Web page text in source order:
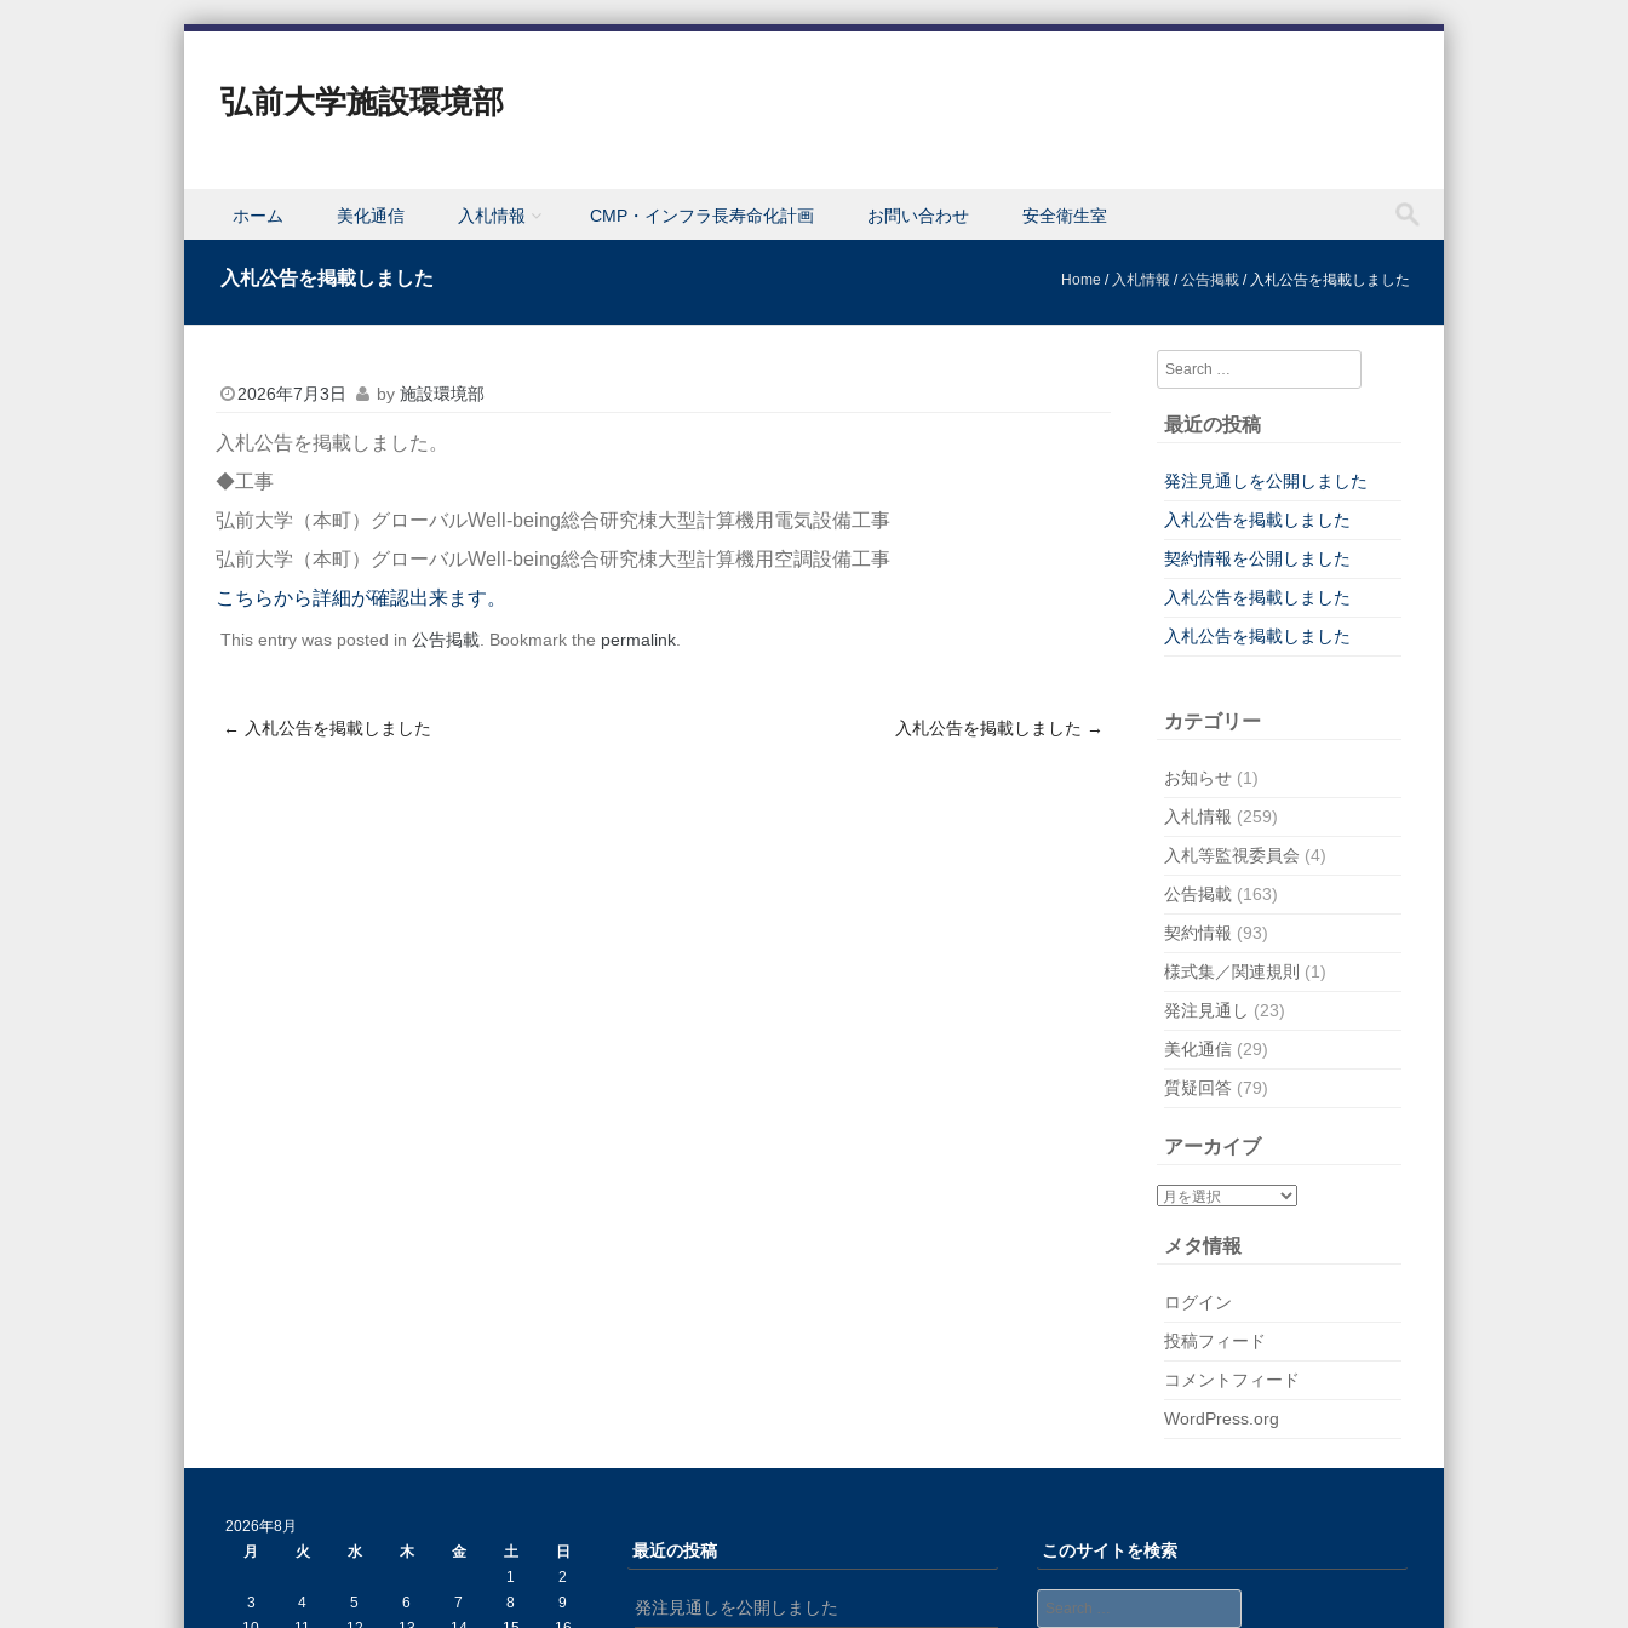
弘前大学施設環境部
Menu
ホーム 美化通信 入札情報 CMP・インフラ長寿命化計画 お問い合わせ 安全衛生室
入札公告を掲載しました Home / 入札情報 /公告掲載 / 入札公告を掲載しました
2026年7月3日 by 施設環境部
入札公告を掲載しました。
◆工事
弘前大学（本町）グローバルWell-being総合研究棟大型計算機用電気設備工事
弘前大学（本町）グローバルWell-being総合研究棟大型計算機用空調設備工事
こちらから詳細が確認出来ます。
This entry was posted in 公告掲載 . Bookmark the permalink
← 入札公告を掲載しました 入札公告を掲載しました →
Search
最近の投稿
発注見通しを公開しました
入札公告を掲載しました
契約情報を公開しました
入札公告を掲載しました
入札公告を掲載しました
カテゴリー
お知らせ (1)
入札情報 (259)
入札等監視委員会 (4)
公告掲載 (163)
契約情報 (93)
様式集／関連規則 (1)
発注見通し (23)
美化通信 (29)
質疑回答 (79)
アーカイブ
メタ情報
ログイン
投稿フィード
コメントフィード
WordPress.org
2026年8月
月
火 水 木 金 土
日
1
2
3
4 5 6 7 8
9
最近の投稿
発注見通しを公開しました
このサイトを検索
Search